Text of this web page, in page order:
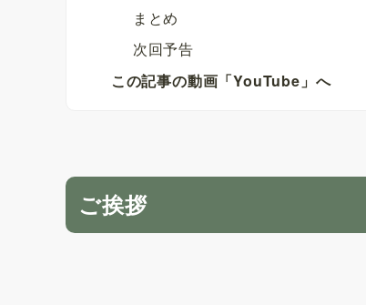
まとめ
次回予告
この記事の動画「YouTube」へ
ご挨拶